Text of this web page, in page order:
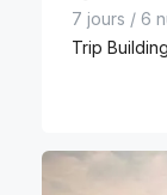
7 jours / 6
Trip Building